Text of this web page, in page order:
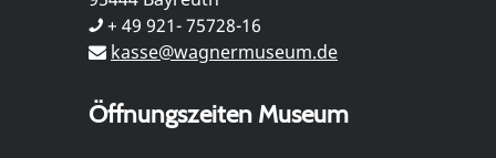
+ 49 921- 75728-16
kasse@wagnermuseum.de
Öffnungszeiten Museum